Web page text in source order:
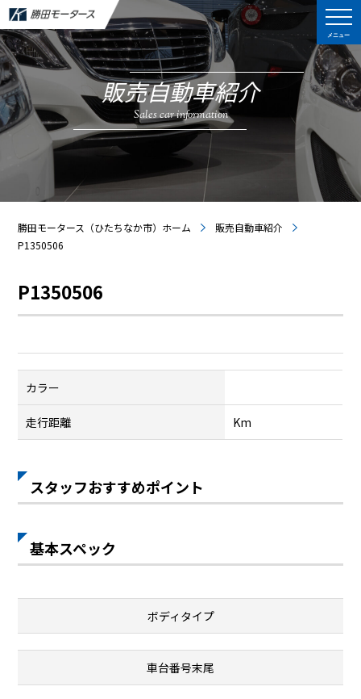
メニュー
販売自動車紹介
Sales car information
勝田モータース（ひたちなか市）ホーム
販売自動車紹介
P1350506
P1350506
カラー
走行距離 Km
スタッフおすすめポイント
基本スペック
ボディタイプ
車台番号末尾